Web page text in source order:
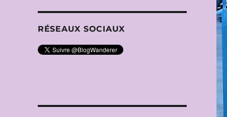
RÉSEAUX SOCIAUX